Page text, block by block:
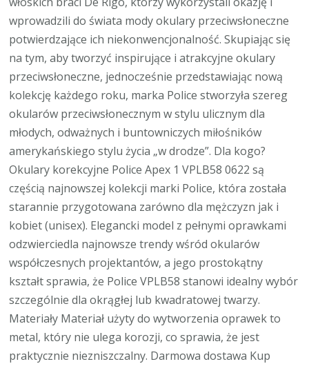
wprowadzili do świata mody okulary przeciwsłoneczne
potwierdzające ich niekonwencjonalność. Skupiając się
na tym, aby tworzyć inspirujące i atrakcyjne okulary
przeciwsłoneczne, jednocześnie przedstawiając nową
kolekcję każdego roku, marka Police stworzyła szereg
okularów przeciwsłonecznym w stylu ulicznym dla
młodych, odważnych i buntowniczych miłośników
amerykańskiego stylu życia „w drodze”. Dla kogo?
Okulary korekcyjne Police Apex 1 VPLB58 0622 są
częścią najnowszej kolekcji marki Police, która została
starannie przygotowana zarówno dla mężczyzn jak i
kobiet (unisex). Elegancki model z pełnymi oprawkami
odzwierciedla najnowsze trendy wśród okularów
współczesnych projektantów, a jego prostokątny
kształt sprawia, że Police VPLB58 stanowi idealny wybór
szczególnie dla okrągłej lub kwadratowej twarzy.
Materiały Materiał użyty do wytworzenia oprawek to
metal, który nie ulega korozji, co sprawia, że jest
praktycznie niezniszczalny. Darmowa dostawa Kup